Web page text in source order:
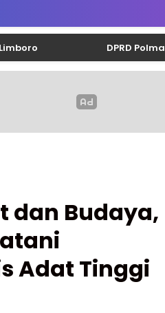
DPRD Polman
dan Budaya,
Adat Tinggi